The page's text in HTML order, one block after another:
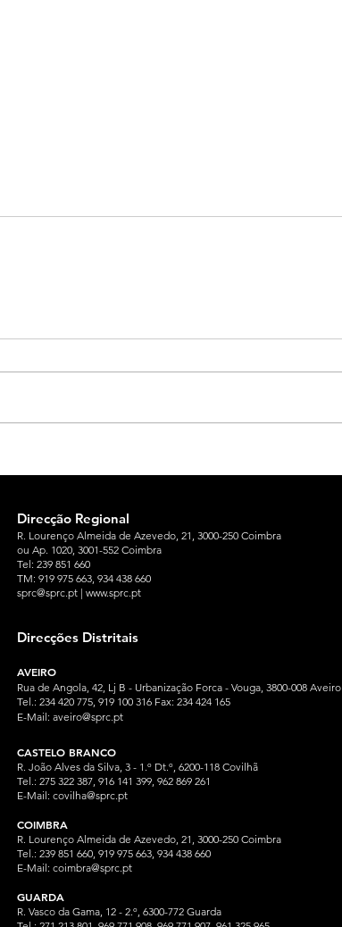
Direcção Regional
R. Lourenço Almeida de Azevedo, 21, 3000-250 Coimbra
ou Ap. 1020, 3001-552 Coimbra
Tel: 239 851 660
TM: 919 975 663 , 934 438 660
sprc@sprc.pt | www.sprc.pt
Direcções Distritais
AVEIRO
Rua de Angola, 42, Lj B - Urbanização Forca - Vouga, 3800-008 Aveiro
Tel.: 234 420 775, 919 100 316 Fax: 234 424 165
E-Mail: aveiro@sprc.pt
CASTELO BRANCO
R. João Alves da Silva, 3 - 1.º Dt.º, 6200-118 Covilhã
Tel.: 275 322 387, 916 141 399, 962 869 261
E-Mail: covilha@sprc.pt
COIMBRA
R. Lourenço Almeida de Azevedo, 21, 3000-250 Coimbra
Tel.: 239 851 660, 919 975 663, 934 438 660
E-Mail: coimbra@sprc.pt
GUARDA
R. Vasco da Gama, 12 - 2.º, 6300-772 Guarda